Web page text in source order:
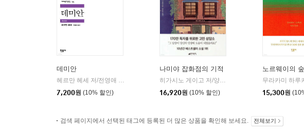
데미안
헤르만 헤세 저/전영애 역
7,200원 (10% 할인)
나미야 잡화점의 기적
히가시노 게이고 저/양윤옥 역
현대문학
16,920원 (10% 할인)
노르웨이의 숲
15,300원
검색 페이지에서 선택된 태그에 등록된 더 많은 상품을 확인해 보세요. 전체보기